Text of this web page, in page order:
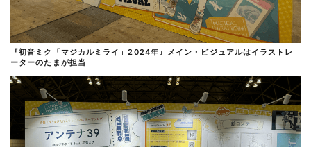
『初音ミク「マジカルミライ」2024年』メイン・ビジュアルはイラストレ
ーターのたまが担当